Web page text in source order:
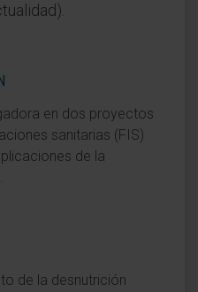
en dos proyectos
sanitarias (FIS)
de la
de la desnutrición